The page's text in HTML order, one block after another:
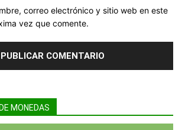
correo electrónico y sitio web en este
vez que comente.
MONEDAS